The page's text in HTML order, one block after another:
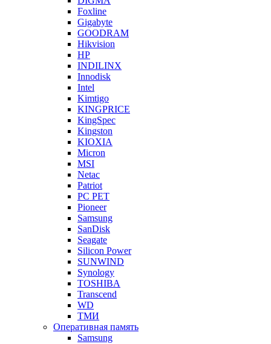
Foxline
Gigabyte
GOODRAM
Hikvision
HP
INDILINX
Innodisk
Intel
Kimtigo
KINGPRICE
KingSpec
Kingston
KIOXIA
Micron
MSI
Netac
Patriot
PC PET
Pioneer
Samsung
SanDisk
Seagate
Silicon Power
SUNWIND
Synology
TOSHIBA
Transcend
WD
ТМИ
Оперативная память
Samsung